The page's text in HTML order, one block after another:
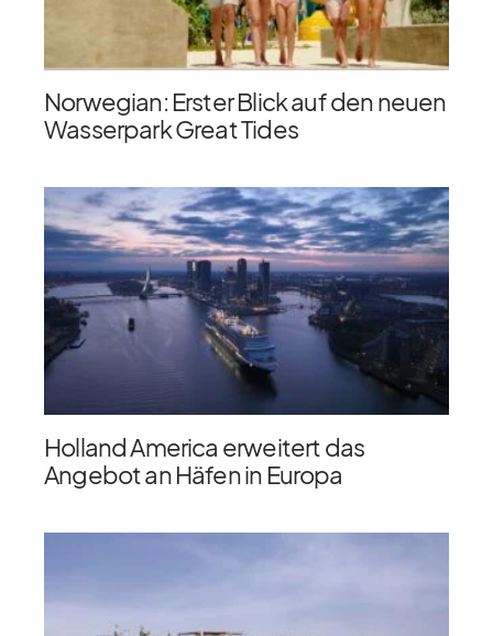
Norwegian: Erster Blick auf den neuen
Wasserpark Great Tides
Holland America erweitert das
Angebot an Häfen in Europa